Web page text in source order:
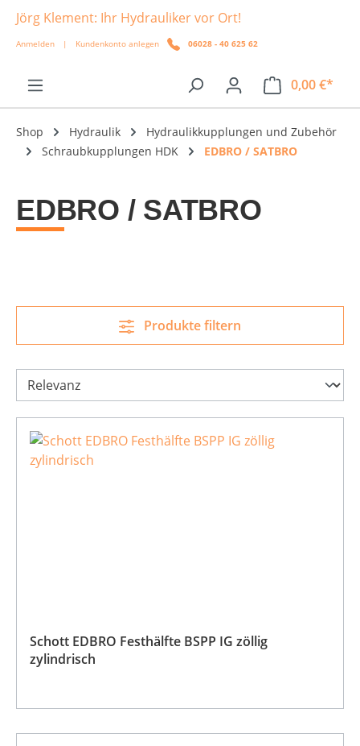
springen
Jörg Klement: Ihr Hydrauliker vor Ort!
Anmelden | Kundenkonto anlegen 06028 - 40 625 62
0,00 €*
Shop Hydraulik
Hydraulikkupplungen und Zubehör
Schraubkupplungen HDK
EDBRO / SATBRO
EDBRO / SATBRO
Produkte filtern
Schott EDBRO Festhälfte BSPP IG zöllig
zylindrisch